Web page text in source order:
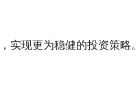
实现更为稳健的投资策略。